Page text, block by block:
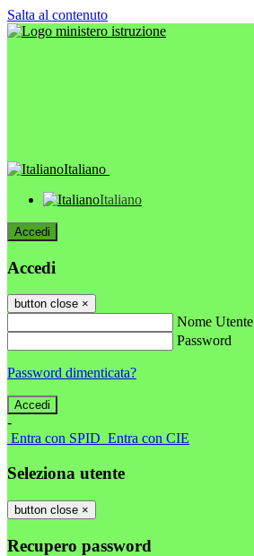
Salta al contenuto
Italiano
Italiano
Accedi
Accedi
button close ×
Nome Utente
Password
Password dimenticata?
-
Entra con SPID Entra con CIE
Seleziona utente
button close ×
Recupero password